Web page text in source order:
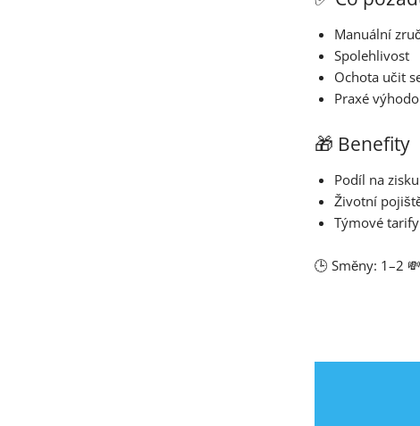
Manuální
Spolehlivost
Ochota učit
Praxé
🎁 Benefity
Podíl na
Životní
Týmové
🕒 Směny: 1–2